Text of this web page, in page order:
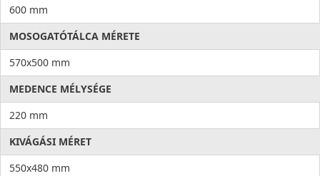
600 mm
MOSOGATÓTÁLCA MÉRETE
570x500 mm
MEDENCE MÉLYSÉGE
220 mm
KIVÁGÁSI MÉRET
550x480 mm